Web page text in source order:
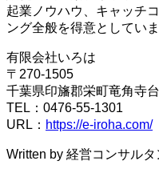
起業ノウハウ、キャッチ
ング全般を得意としていま
有限会社いろは
〒270-1505
千葉県印旛郡栄町竜角寺
TEL：0476-55-1301
URL： https://e-iroha.com/
Written by 経営コンサル